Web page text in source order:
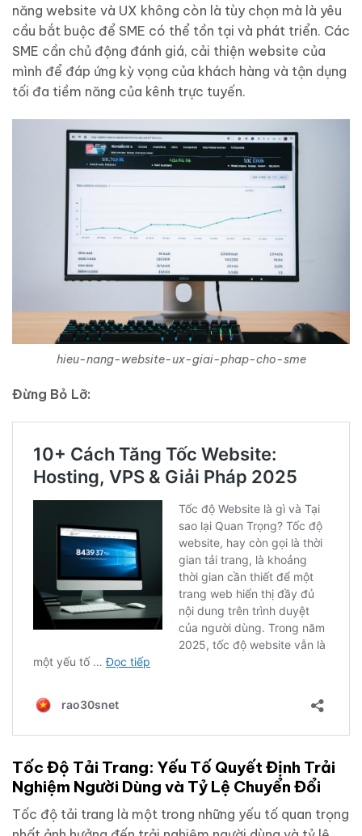
năng website và UX không còn là tùy chọn mà là yêu
cầu bắt buộc để SME có thể tồn tại và phát triển. Các
SME cần chủ động đánh giá, cải thiện website của
mình để đáp ứng kỳ vọng của khách hàng và tận dụng
tối đa tiềm năng của kênh trực tuyến.
hieu-nang-website-ux-giai-phap-cho-sme
Đừng Bỏ Lỡ:
Tốc Độ Tải Trang: Yếu Tố Quyết Định Trải
Nghiệm Người Dùng và Tỷ Lệ Chuyển Đổi
Tốc độ tải trang là một trong những yếu tố quan trọng